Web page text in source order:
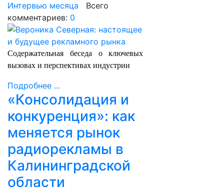
Интервью месяца Всего
комментариев: 0
Содержательная беседа о ключевых
вызовах и перспективах индустрии
Подробнее ...
«Консолидация и
конкуренция»: как
меняется рынок
радиорекламы в
Калининградской
области